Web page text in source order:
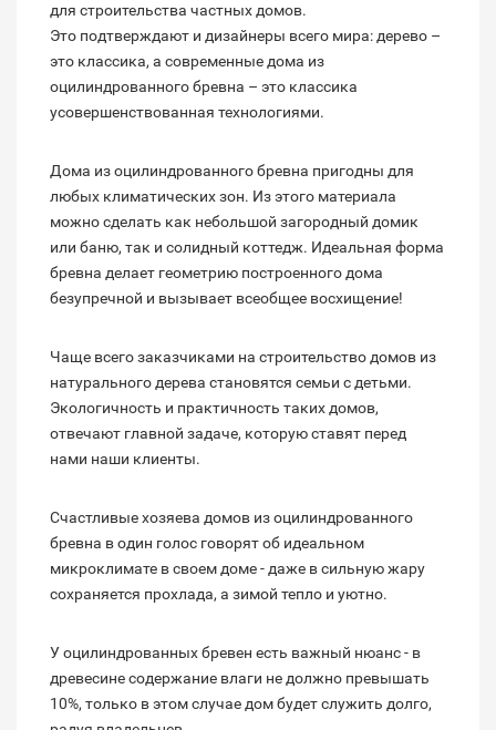
для строительства частных домов.
Это подтверждают и дизайнеры всего мира: дерево –
это классика, а современные дома из
оцилиндрованного бревна – это классика
усовершенствованная технологиями.
Дома из оцилиндрованного бревна пригодны для
любых климатических зон. Из этого материала
можно сделать как небольшой загородный домик
или баню, так и солидный коттедж. Идеальная форма
бревна делает геометрию построенного дома
безупречной и вызывает всеобщее восхищение!
Чаще всего заказчиками на строительство домов из
натурального дерева становятся семьи с детьми.
Экологичность и практичность таких домов,
отвечают главной задаче, которую ставят перед
нами наши клиенты.
Счастливые хозяева домов из оцилиндрованного
бревна в один голос говорят об идеальном
микроклимате в своем доме - даже в сильную жару
сохраняется прохлада, а зимой тепло и уютно.
У оцилиндрованных бревен есть важный нюанс - в
древесине содержание влаги не должно превышать
10%, только в этом случае дом будет служить долго,